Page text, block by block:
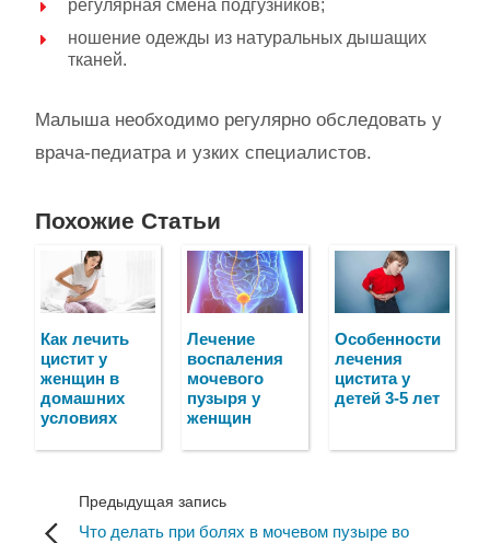
регулярная смена подгузников;
ношение одежды из натуральных дышащих
тканей.
Малыша необходимо регулярно обследовать у
врача-педиатра и узких специалистов.
Похожие Статьи
Как лечить
цистит у
женщин в
домашних
условиях
Лечение
воспаления
мочевого
пузыря у
женщин
Особенности
лечения
цистита у
детей 3-5 лет
Предыдущая запись
Что делать при болях в мочевом пузыре во